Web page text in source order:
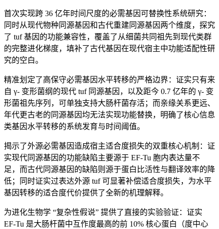
首次实现跨 36 亿年时间尺度的必需基因可替换性系统研究：
同时从现代物种同源基因和古代重建同源基因两个维度，探究
了 tuf 基因的功能兼容性，覆盖了从细菌共同祖先到现代类群
的完整进化梯度，填补了古代基因在现代宿主中功能适配性研
究的空白。
精准划定了高保守必需基因水平转移的严格边界：证实只有来
自 γ- 变形菌纲的现代 tuf 同源基因，以及距今 0.7 亿年的 γ- 变
形菌祖先序列，可单独支持大肠杆菌存活；而亲缘关系更远、
年代更古老的同源基因均无法实现功能替换，明确了核心信息
类基因水平转移的系统发育与时间阈值。
揭示了外源必需基因造成宿主适合度损失的双重核心机制：证
实现代同源基因的功能缺陷主要源于 EF-Tu 胞内表达量不
足，而古代同源基因的缺陷则源于蛋白比活性与翻译效率的降
低；同时证实过表达外源 tuf 可显著补偿适合度损失，为水平
基因转移的适合度代价提供了全新的机理解释。
为进化生物学 “复杂性假说” 提供了直接的实验验证：证实
EF-Tu 是大肠杆菌中互作度最高的前 10% 核心蛋白（度中心